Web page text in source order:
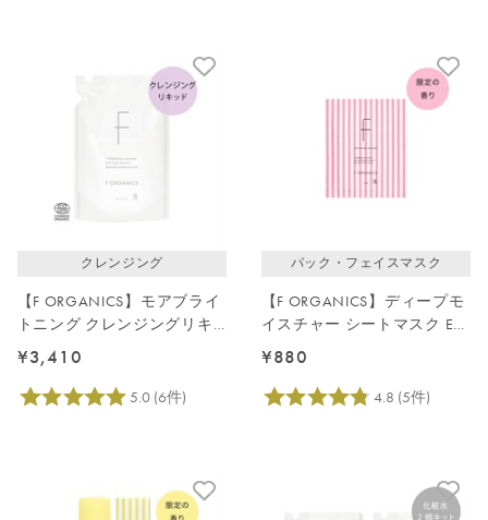
クレンジング
【F ORGANICS】モアブライ
トニング クレンジングリキ
ッド詰替え用140mL
¥3,410
パック・フェイスマスク
【F ORGANICS】ディープモ
イスチャー シートマスク E
レイユールデルブの香り
¥880